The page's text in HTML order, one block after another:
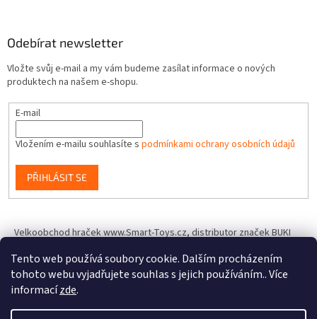
Tento web používá soubory cookie. Dalším procházením
tohoto webu vyjadřujete souhlas s jejich používáním.. Více
informacízde.
Odebírat newsletter
Vložte svůj e-mail a my vám budeme zasílat informace o nových
produktech na našem e-shopu.
E-mail
Vložením e-mailu souhlasíte s podmínkami ochrany osobních údajů
PŘIHLÁSIT SE
Velkoobchod hraček www.Smart-Toys.cz, distributor značek BUKI